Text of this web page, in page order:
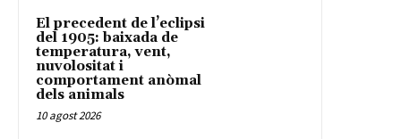
El precedent de l’eclipsi
del 1905: baixada de
temperatura, vent,
nuvolositat i
comportament anòmal
dels animals
10 agost 2026